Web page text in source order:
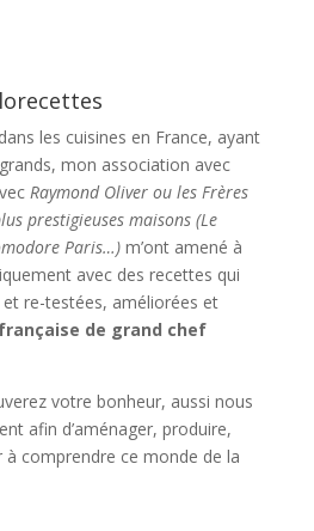
les cuisines en France, ayant
mon association avec
Raymond Oliver ou les Frères
prestigieuses maisons (Le
Paris…)m’ont amené à
avec des recettes qui
re-testées, améliorées et
de grand chef
votre bonheur, aussi nous
afin d’aménager, produire,
à comprendre ce monde de la